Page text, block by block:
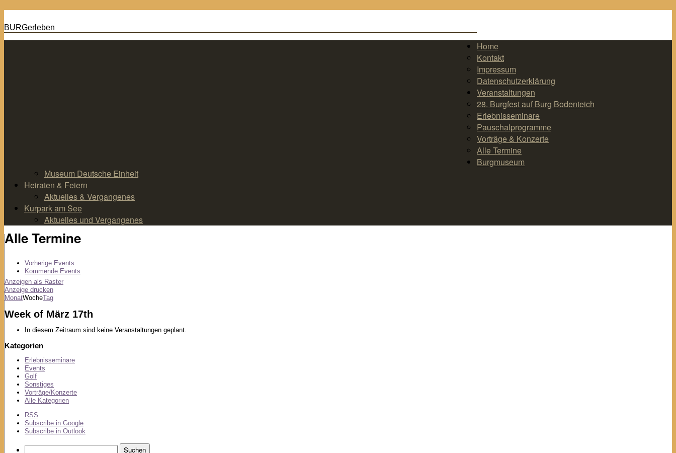
BURGerleben
Home
Kontakt
Impressum
Datenschutzerklärung
Veranstaltungen
28. Burgfest auf Burg Bodenteich
Erlebnisseminare
Pauschalprogramme
Vorträge & Konzerte
Alle Termine
Burgmuseum
Museum Deutsche Einheit
Heiraten & Feiern
Aktuelles & Vergangenes
Kurpark am See
Aktuelles und Vergangenes
Alle Termine
Vorherige Events
Kommende Events
Anzeigen als Raster
Anzeige drucken
MonatWocheTag
Week of März 17th
In diesem Zeitraum sind keine Veranstaltungen geplant.
Kategorien
Erlebnisseminare
Events
Golf
Sonstiges
Vorträge/Konzerte
Alle Kategorien
RSS
Subscribe in Google
Subscribe in Outlook
Suchen